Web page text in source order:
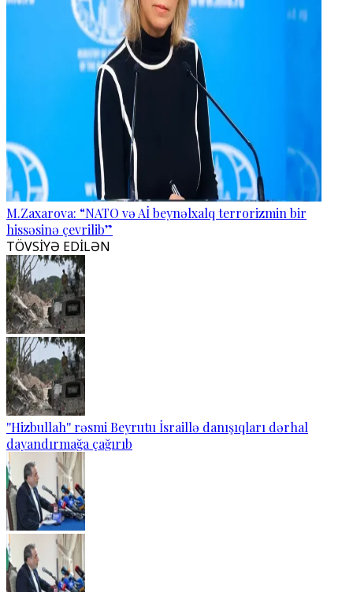
M.Zaxarova: “NATO və Aİ beynəlxalq terrorizmin bir
hissəsinə çevrilib”
TÖVSİYƏ EDİLƏN
''Hizbullah'' rəsmi Beyrutu İsraillə danışıqları dərhal
dayandırmağa çağırıb